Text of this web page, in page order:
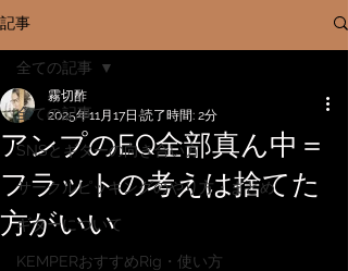
記事
全ての記事
SNSとギターの向き合い方
サークルピッキングのやり方・まとめ
ギターについて
KEMPERおすすめRig・使い方
全ての記事
アンプのEQ全部真ん中＝
フラットの考えは捨てた
方がいい
霧切酢
2025年11月17日 読了時間: 2分